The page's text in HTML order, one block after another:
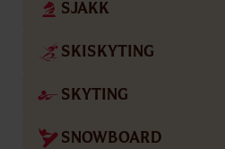
SJAKK
SKISKYTING
SKYTING
SNOWBOARD